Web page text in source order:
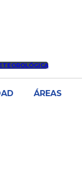
ÁREAS